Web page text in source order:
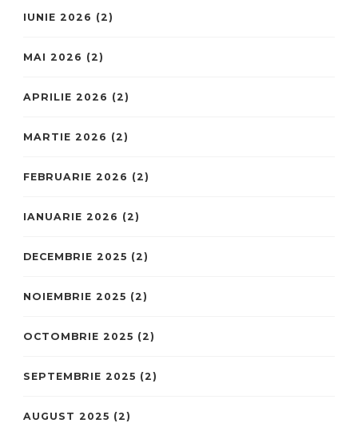
IUNIE 2026 (2)
MAI 2026 (2)
APRILIE 2026 (2)
MARTIE 2026 (2)
FEBRUARIE 2026 (2)
IANUARIE 2026 (2)
DECEMBRIE 2025 (2)
NOIEMBRIE 2025 (2)
OCTOMBRIE 2025 (2)
SEPTEMBRIE 2025 (2)
AUGUST 2025 (2)